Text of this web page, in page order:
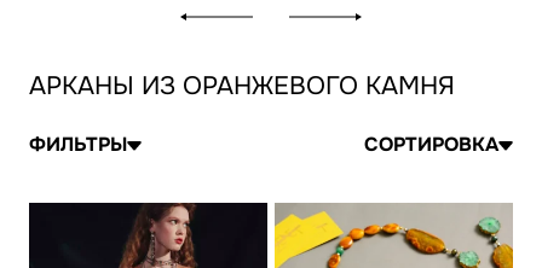
АРКАНЫ ИЗ ОРАНЖЕВОГО КАМНЯ
ФИЛЬТРЫ СОРТИРОВКА